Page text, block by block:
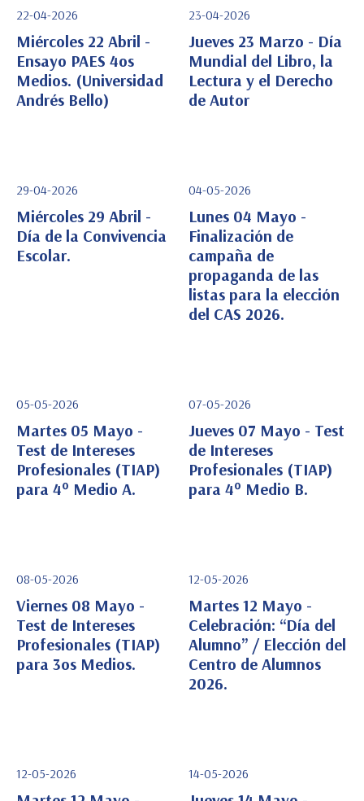
Ver Detalle
22-04-2026
Miércoles 22 Abril -
Ensayo PAES 4os
Medios. (Universidad
Andrés Bello)
Ver Detalle
23-04-2026
Jueves 23 Marzo - Día
Mundial del Libro, la
Lectura y el Derecho
de Autor
Ver Detalle
29-04-2026
Miércoles 29 Abril -
Día de la Convivencia
Escolar.
Ver Detalle
04-05-2026
Lunes 04 Mayo -
Finalización de
campaña de
propaganda de las
listas para la elección
del CAS 2026.
Ver Detalle
05-05-2026
Martes 05 Mayo -
Test de Intereses
Profesionales (TIAP)
para 4° Medio A.
Ver Detalle
07-05-2026
Jueves 07 Mayo - Test
de Intereses
Profesionales (TIAP)
para 4° Medio B.
Ver Detalle
08-05-2026
Viernes 08 Mayo -
Test de Intereses
Profesionales (TIAP)
para 3os Medios.
Ver Detalle
12-05-2026
Martes 12 Mayo -
Celebración: “Día del
Alumno” / Elección del
Centro de Alumnos
2026.
12-05-2026 14-05-2026